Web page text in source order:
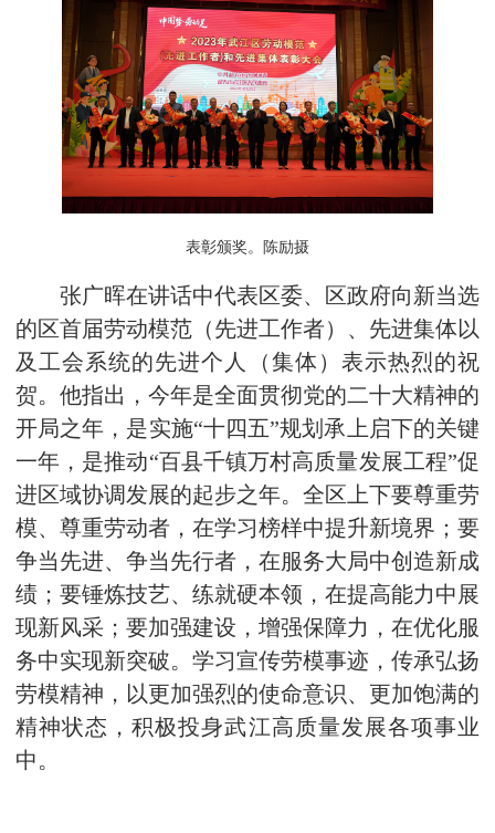
表彰颁奖。 陈励摄
张广晖在讲话中代表区委、区政府向新当选
的区首届劳动模范（先进工作者）、先进集体以
及工会系统的先进个人（集体）表示热烈的祝
贺。他指出，今年是全面贯彻党的二十大精神的
开局之年，是实施“十四五”规划承上启下的关键
一年，是推动“百县千镇万村高质量发展工程”促
进区域协调发展的起步之年。全区上下要尊重劳
模、尊重劳动者，在学习榜样中提升新境界；要
争当先进、争当先行者，在服务大局中创造新成
绩；要锤炼技艺、练就硬本领，在提高能力中展
现新风采；要加强建设，增强保障力，在优化服
务中实现新突破。学习宣传劳模事迹，传承弘扬
劳模精神，以更加强烈的使命意识、更加饱满的
精神状态，积极投身武江高质量发展各项事业
中。